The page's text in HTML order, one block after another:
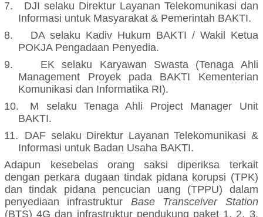
7.
DJI selaku Direktur Layanan Telekomunikasi dan
Informasi untuk Masyarakat & Pemerintah BAKTI.
8.
DA selaku Kadiv Hukum BAKTI / Wakil Ketua
POKJA Pengadaan Penyedia.
9.
EK selaku Karyawan Swasta (Tenaga Ahli
Management Proyek pada BAKTI Kementerian
Komunikasi dan Informatika RI).
10.
M selaku Tenaga Ahli Project Manager Unit
BAKTI.
11.
DAF selaku Direktur Layanan Telekomunikasi &
Informasi untuk Badan Usaha BAKTI.
Adapun kesebelas orang saksi diperiksa terkait
dengan perkara dugaan tindak pidana korupsi (TPK)
dan tindak pidana pencucian uang (TPPU) dalam
penyediaan infrastruktur Base Transceiver Station
(BTS) 4G dan infrastruktur pendukung paket 1, 2, 3,